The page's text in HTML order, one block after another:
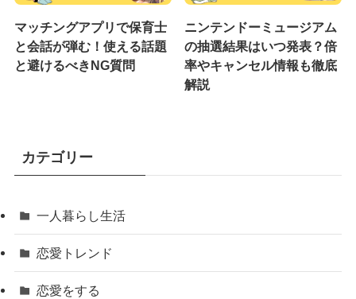
マッチングアプリで保育士
と会話が弾む！使える話題
と避けるべきNG質問
ニンテンドーミュージアム
の抽選結果はいつ発表？倍
率やキャンセル情報も徹底
解説
カテゴリー
一人暮らし生活
恋愛トレンド
恋愛をする